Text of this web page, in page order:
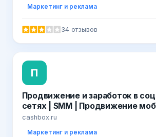
Маркетинг и реклама
34 отзывов
П
Продвижение и заработок в
сетях | SММ | Продвижение
приложений
cashbox.ru
Маркетинг и реклама